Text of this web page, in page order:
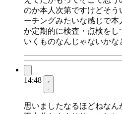
のか本人次第ですけどそう
ーチングみたいな感じで本
か定期的に検査・点検を
いくものなんじゃないかな
14:48
思いましたなるほどねなん